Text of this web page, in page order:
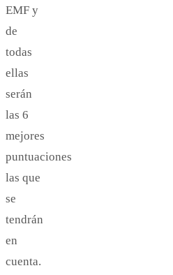
EMF y
de
todas
ellas
serán
las 6
mejores
puntuaciones
las que
se
tendrán
en
cuenta.